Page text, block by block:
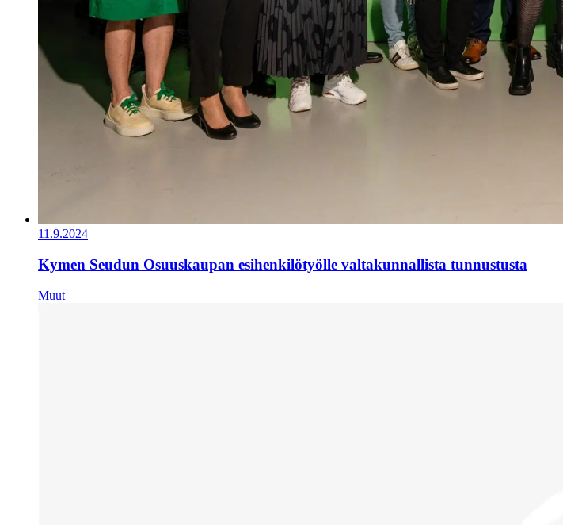
11.9.2024
Kymen Seudun Osuuskaupan esihenkilötyölle valtakunnallista tunnustusta
Muut